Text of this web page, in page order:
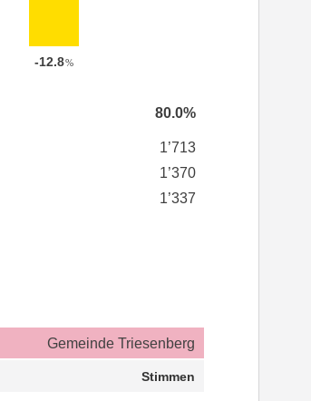
-12.8%
80.0%
1’713
1’370
1’337
Gemeinde Triesenberg
Stimmen